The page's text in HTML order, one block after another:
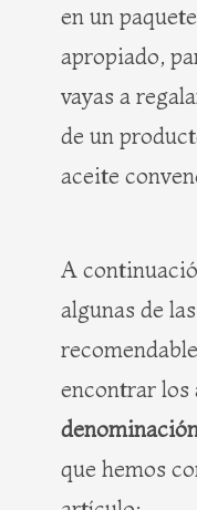
en un
apropiado,
vayas a
de un
aceite
A
algunas de
encontrar los
que hemos